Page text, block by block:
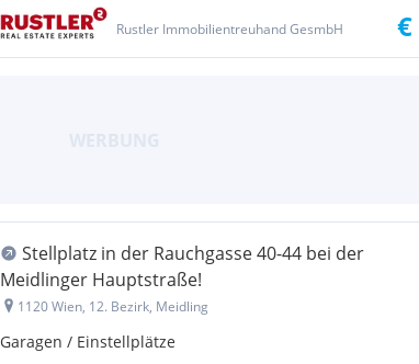
Rustler Immobilientreuhand GesmbH €
Stellplatz in der Rauchgasse 40-44 bei der
Meidlinger Hauptstraße!
1120 Wien, 12. Bezirk, Meidling
Garagen / Einstellplätze